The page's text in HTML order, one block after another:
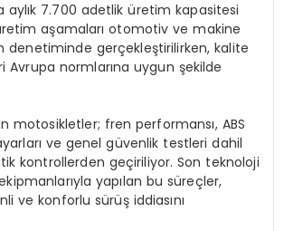
aylık 7.700 adetlik üretim kapasitesi
aşamaları otomotiv ve makine
denetiminde gerçekleştirilirken, kalite
Avrupa normlarına uygun şekilde
motosikletler; fren performansı, ABS
ve genel güvenlik testleri dahil
kontrollerden geçiriliyor. Son teknoloji
yapılan bu süreçler,
ve konforlu sürüş iddiasını